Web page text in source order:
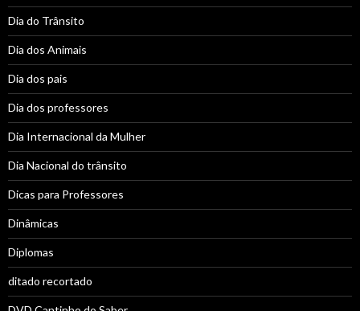
Dia do Trânsito
Dia dos Animais
Dia dos pais
Dia dos professores
Dia Internacional da Mulher
Dia Nacional do trânsito
Dicas para Professores
Dinâmicas
Diplomas
ditado recortado